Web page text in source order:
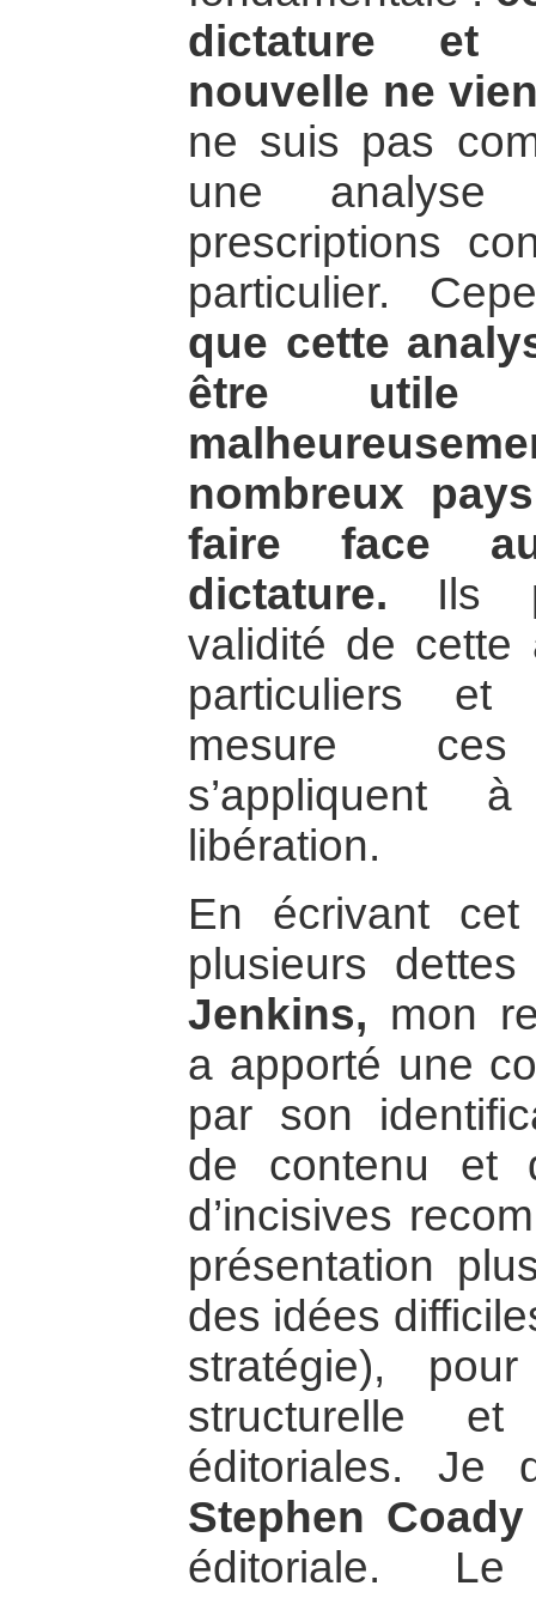
dictature et
nouvelle ne
ne suis pas
une
prescriptions
particulier.
que cette
être
nombreux
faire face
dictature. Ils
validité de cette
particuliers
mesure ces
s’appliquent
libération.
En écrivant cet
plusieurs
Jenkins, mon
a apporté une
par son
de contenu et
d’incisives
présentation
des idées
stratégie),
structurelle et
éditoriales. Je
Stephen Coady
éditoriale.